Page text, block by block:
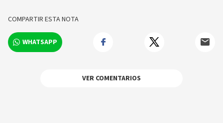
COMPARTIR ESTA NOTA
WHATSAPP
VER COMENTARIOS